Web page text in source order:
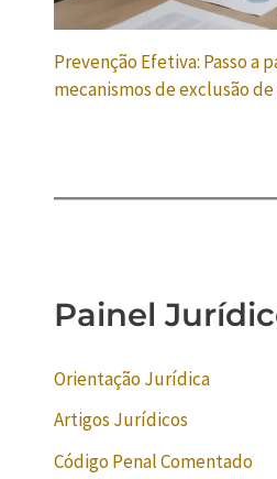
Prevenção Efetiva: Passo a
mecanismos de exclusão
Painel
Orientação Jurídica
Artigos Jurídicos
Código Penal Comentado